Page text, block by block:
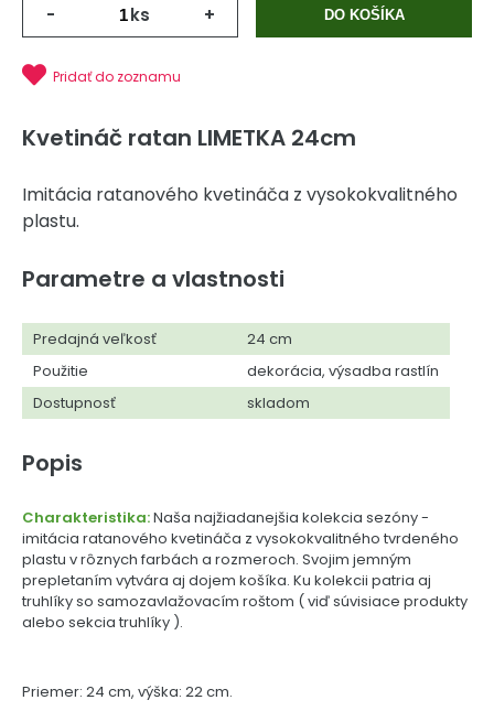
- ks + DO KOŠÍKA
Pridať do zoznamu
Kvetináč ratan LIMETKA 24cm
Imitácia ratanového kvetináča z vysokokvalitného
plastu.
Parametre a vlastnosti
Predajná veľkosť
24 cm
Použitie
dekorácia, výsadba rastlín
Dostupnosť
skladom
Popis
Charakteristika:Naša najžiadanejšia kolekcia sezóny -
imitácia ratanového kvetináča z vysokokvalitného tvrdeného
plastu v rôznych farbách a rozmeroch. Svojim jemným
prepletaním vytvára aj dojem košíka. Ku kolekcii patria aj
truhlíky so samozavlažovacím roštom ( viď súvisiace produkty
alebo sekcia truhlíky ).
Priemer: 24 cm, výška: 22 cm.